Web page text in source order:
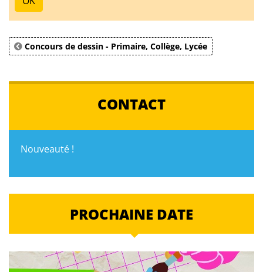
Concours de dessin - Primaire, Collège, Lycée
CONTACT
Nouveauté !
PROCHAINE DATE